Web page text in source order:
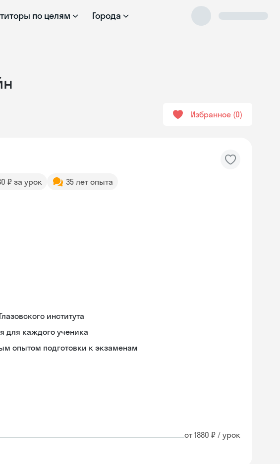
по целям Города
Избранное 0
₽ за урок 35 лет опыта
института
для каждого ученика
опытом подготовки к экзаменам
от 1880 ₽ / урок